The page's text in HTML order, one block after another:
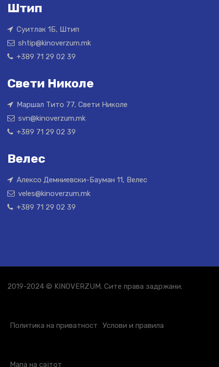
Штип
Суитлак 1Б, Штип
shtip@kinoverzum.mk
+389 71 29 02 39
Свети Николе
Маршал Тито 77, Свети Николе
svn@kinoverzum.mk
+389 71 29 02 39
Велес
Алексо Демниевски-Бауман 11, Велес
veles@kinoverzum.mk
+389 71 29 02 39
2019-2024 © KINOVERZUM. Сите права задржани.
Политика на приватност Услови и правила
Мапа на сајтот